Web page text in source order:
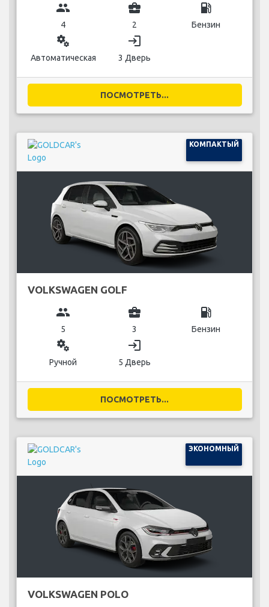
group
4
business_center
2
local_gas_station
Бензин
miscellaneous_services
Автоматическая
login
3 Дверь
ПОСМОТРЕТЬ...
КОМПАКТЫЙ
VOLKSWAGEN GOLF
group
5
business_center
3
local_gas_station
Бензин
miscellaneous_services
Ручной
login
5 Дверь
ПОСМОТРЕТЬ...
ЭКОНОМНЫЙ
VOLKSWAGEN POLO